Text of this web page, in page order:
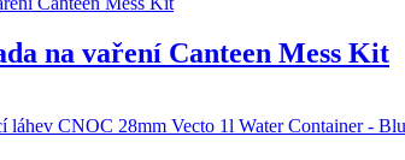
na vaření Canteen Mess Kit